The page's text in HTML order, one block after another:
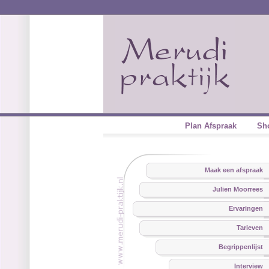
Plan Afspraak
Maak een afspraak
Julien Moorrees
Ervaringen
Tarieven
Begrippenlijst
Interview